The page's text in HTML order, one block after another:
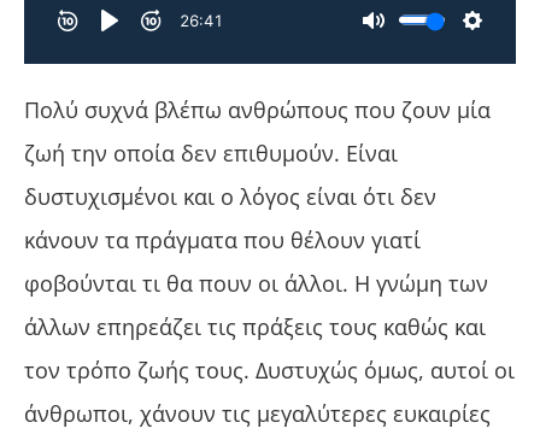
Πολύ συχνά βλέπω ανθρώπους που ζουν μία
ζωή την οποία δεν επιθυμούν. Είναι
δυστυχισμένοι και ο λόγος είναι ότι δεν
κάνουν τα πράγματα που θέλουν γιατί
φοβούνται τι θα πουν οι άλλοι. Η γνώμη των
άλλων επηρεάζει τις πράξεις τους καθώς και
τον τρόπο ζωής τους. Δυστυχώς όμως, αυτοί οι
άνθρωποι, χάνουν τις μεγαλύτερες ευκαιρίες